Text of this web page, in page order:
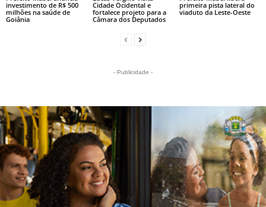
investimento de R$ 500
milhões na saúde de
Goiânia
Cidade Ocidental e
fortalece projeto para a
Câmara dos Deputados
primeira pista lateral do
viaduto da Leste-Oeste
- Publicidade -